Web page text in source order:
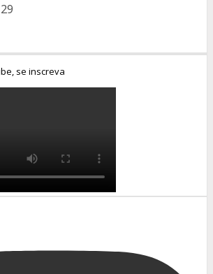
29
se inscreva